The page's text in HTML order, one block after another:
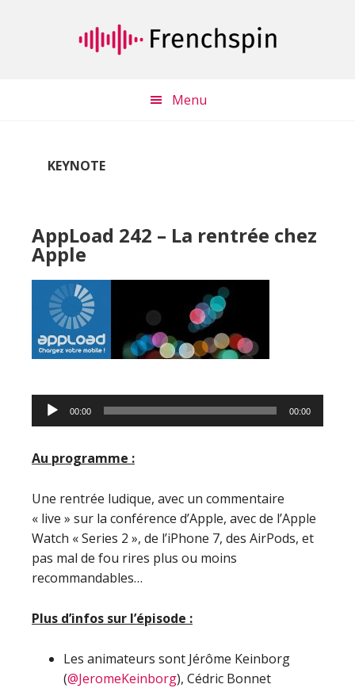
Menu
KEYNOTE
AppLoad 242 – La rentrée chez
Apple
Lecteur
audio
00:00 00:00
Au programme :
Une rentrée ludique, avec un commentaire
« live » sur la conférence d’Apple, avec de l’Apple
Watch « Series 2 », de l’iPhone 7, des AirPods, et
pas mal de fou rires plus ou moins
recommandables…
Plus d’infos sur l’épisode :
Les animateurs sont Jérôme Keinborg
(@JeromeKeinborg), Cédric Bonnet